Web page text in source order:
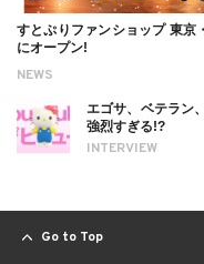
NEWS
すとぷりファンショップ 東京
にオープン!
INTERVIEW
エゴサ、ベテラン
強烈すぎる!?
Go to Top